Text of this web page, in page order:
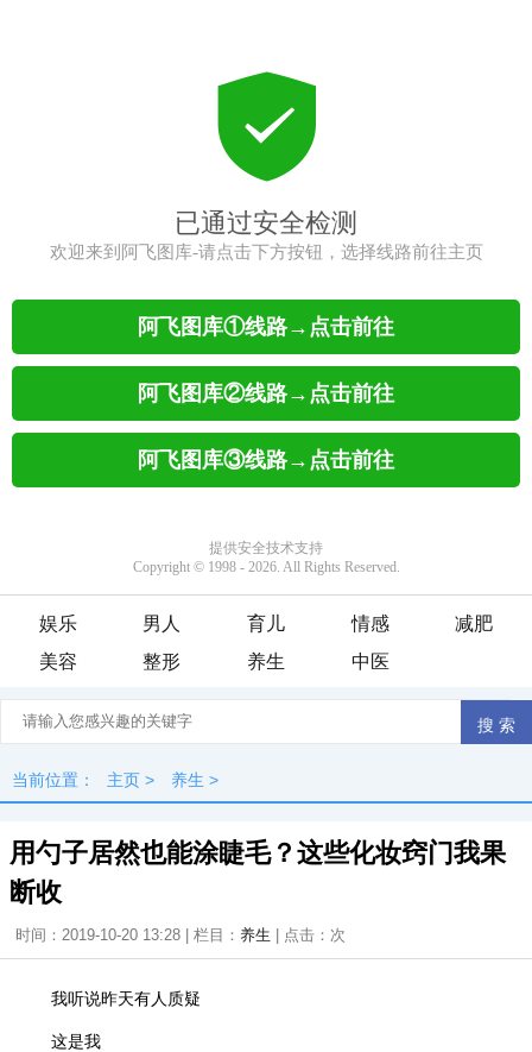
娱乐 男人 育儿 情感
减肥
美容
整形 养生 中医
当前位置： 主页 > 养生 >
用勺子居然也能涂睫毛？这些化妆窍门我果
断收
时间：2019-10-20 13:28 | 栏目： 养生 | 点击： 次
我听说昨天有人质疑
这是我